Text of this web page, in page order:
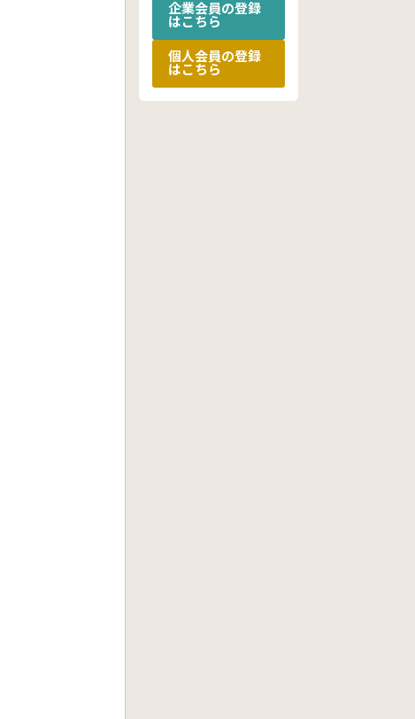
企業会員の登録
はこちら
個人会員の登録
はこちら